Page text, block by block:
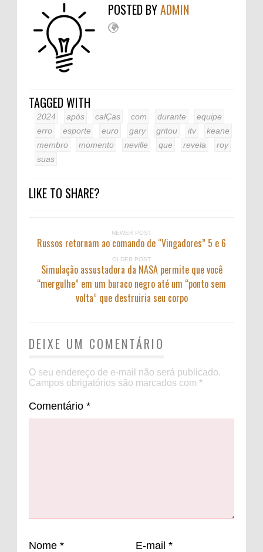
POSTED BYADMIN
TAGGED WITH
2024 após calÇas com durante
equipe
erro
esporte euro gary gritou itv
keane
membro
momento neville que revela
roy
suas
LIKE TO SHARE?
NEWER POST
Russos retornam ao comando de “Vingadores” 5 e 6
OLDER POST
Simulação assustadora da NASA permite que você
“mergulhe” em um buraco negro até um “ponto sem
volta” que destruiria seu corpo
DEIXE UM COMENTÁRIO
O seu endereço de e-mail não será publicado.
Campos obrigatórios são marcados com *
Comentário *
Nome * E-mail *